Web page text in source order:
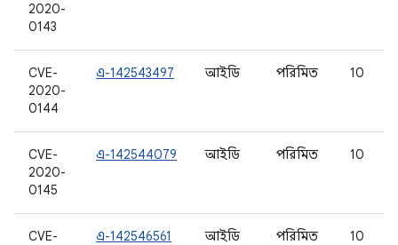
2020-
0143
CVE-
2020-
0144
এ-142543497 আইডি পরিমিত 10
CVE-
2020-
0145
এ-142544079 আইডি পরিমিত 10
CVE-
এ-142546561 আইডি পরিমিত 10